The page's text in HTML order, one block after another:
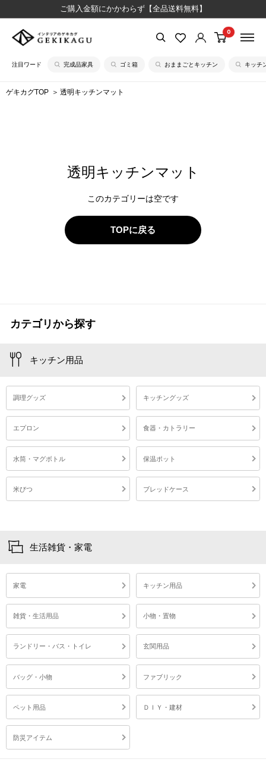
ご購入金額にかかわらず【全品送料無料】
【公
イ
テ
0
注目ワード 完成品家具 ゴミ箱 おままごとキッチン キッチ
ゲキカグTOP 透明キッチンマット
透明キッチンマット
このカテゴリーは空です
TOPに戻る
カテゴリから探す
キッチン用品
調理グッズ キッチングッズ
エプロン 食器・カトラリー
水筒・マグボトル 保温ポット
米びつ ブレッドケース
生活雑貨・家電
家電 キッチン用品
雑貨・生活用品 小物・置物
ランドリー・バス・トイレ 玄関用品
バッグ・小物 ファブリック
ペット用品 ＤＩＹ・建材
防災アイテム